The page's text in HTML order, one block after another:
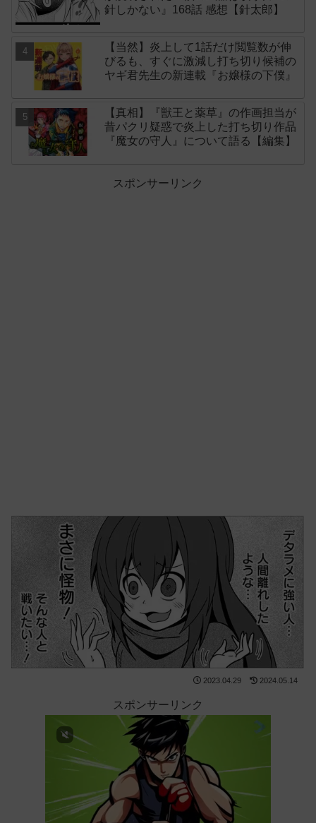
針しかない』168話 感想【針太郎】
【当然】炎上して1話だけ閲覧数が伸
びるも、すぐに激減し打ち切り候補の
ヤギ君先生の新連載『お嬢様の下僕』
【真相】『獣王と薬草』の作画担当が
昔パクリ疑惑で炎上した打ち切り作品
『魔女の守人』について語る【編集】
スポンサーリンク
2023.04.29 2024.05.14
スポンサーリンク